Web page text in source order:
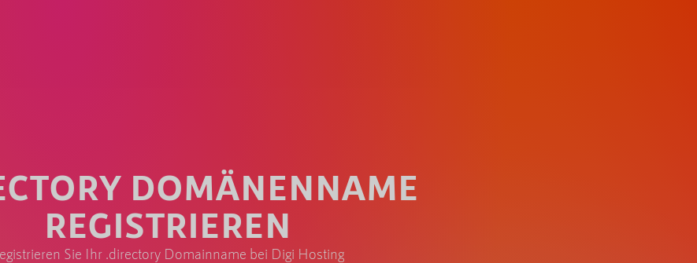
DOMÄNENNAME
REGISTRIEREN
Sie Ihr .directory Domainname bei Digi Hosting